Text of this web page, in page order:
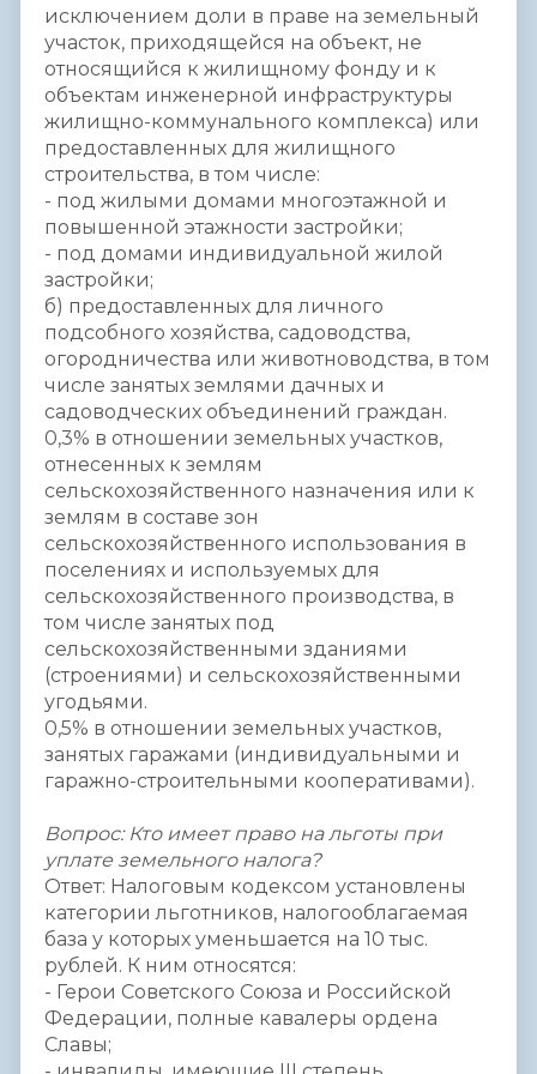
исключением доли в праве на земельный
участок, приходящейся на объект, не
относящийся к жилищному фонду и к
объектам инженерной инфраструктуры
жилищно-коммунального комплекса) или
предоставленных для жилищного
строительства, в том числе:
- под жилыми домами многоэтажной и
повышенной этажности застройки;
- под домами индивидуальной жилой
застройки;
б) предоставленных для личного
подсобного хозяйства, садоводства,
огородничества или животноводства, в том
числе занятых землями дачных и
садоводческих объединений граждан.
0,3% в отношении земельных участков,
отнесенных к землям
сельскохозяйственного назначения или к
землям в составе зон
сельскохозяйственного использования в
поселениях и используемых для
сельскохозяйственного производства, в
том числе занятых под
сельскохозяйственными зданиями
(строениями) и сельскохозяйственными
угодьями.
0,5% в отношении земельных участков,
занятых гаражами (индивидуальными и
гаражно-строительными кооперативами).
Вопрос: Кто имеет право на льготы при
уплате земельного налога?
Ответ: Налоговым кодексом установлены
категории льготников, налогооблагаемая
база у которых уменьшается на 10 тыс.
рублей. К ним относятся:
- Герои Советского Союза и Российской
Федерации, полные кавалеры ордена
Славы;